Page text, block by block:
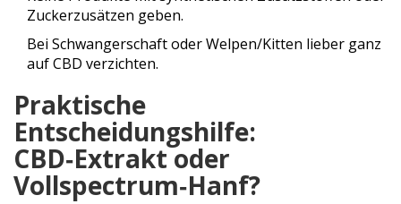
Zuckerzusätzen geben.
Bei Schwangerschaft oder Welpen/Kitten lieber ganz
auf CBD verzichten.
Praktische
Entscheidungshilfe:
CBD‑Extrakt oder
Vollspectrum‑Hanf?